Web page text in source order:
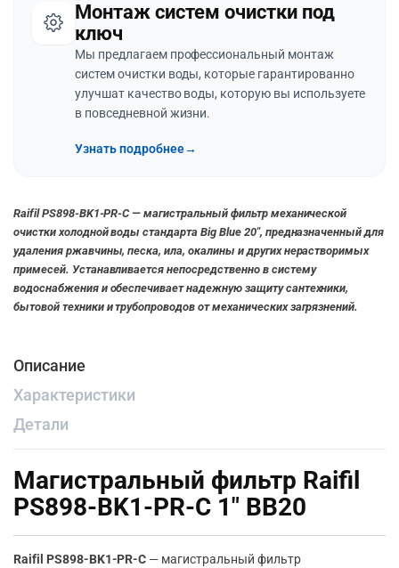
Монтаж систем очистки под
ключ
Мы предлагаем профессиональный монтаж
систем очистки воды, которые гарантированно
улучшат качество воды, которую вы используете
в повседневной жизни.
Узнать подробнее→
Raifil PS898-BK1-PR-C — магистральный фильтр механической
очистки холодной воды стандарта Big Blue 20″, предназначенный для
удаления ржавчины, песка, ила, окалины и других нерастворимых
примесей. Устанавливается непосредственно в систему
водоснабжения и обеспечивает надежную защиту сантехники,
бытовой техники и трубопроводов от механических загрязнений.
Описание
Характеристики
Детали
Магистральный фильтр Raifil
PS898-BK1-PR-C 1″ BB20
Raifil PS898-BK1-PR-C — магистральный фильтр